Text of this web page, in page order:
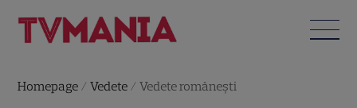
Homepage /Vedete /Vedete româneşti